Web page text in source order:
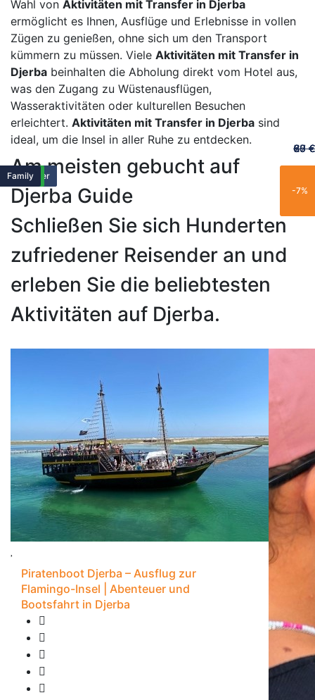
Wahl von Aktivitäten mit Transfer in Djerba
ermöglicht es Ihnen, Ausflüge und Erlebnisse in vollen
Zügen zu genießen, ohne sich um den Transport
kümmern zu müssen. Viele Aktivitäten mit Transfer in
Djerba beinhalten die Abholung direkt vom Hotel aus,
was den Zugang zu Wüstenausflügen,
Wasseraktivitäten oder kulturellen Besuchen
erleichtert. Aktivitäten mit Transfer in Djerba sind
ideal, um die Insel in aller Ruhe zu entdecken.
Am meisten gebucht auf
Djerba Guide
Schließen Sie sich Hunderten
zufriedener Reisender an und
erleben Sie die beliebtesten
Aktivitäten auf Djerba.
Vorgestellt
-25%
Piratenboot Djerba – Ausflug zur
Flamingo-Insel | Abenteuer und
Bootsfahrt in Djerba
20 €
Vorgestellt
Family
-11%
60 €
Popular
-15%
65 €
Trending
New
Family
Exclusive
Popular
Family
Popular
Best Seller
-21%
70 €
Popular
Trending
Best Seller
Limited
New
Limited
New
Family
-7%
67 €